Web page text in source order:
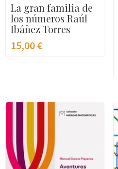
La gran familia de
los números Raúl
Ibáñez Torres
15,00€